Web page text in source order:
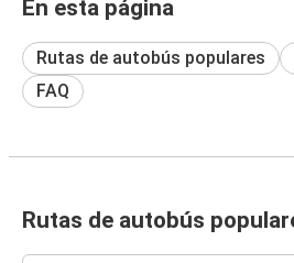
En esta página
Rutas de autobús populares
FAQ
Rutas de autobús